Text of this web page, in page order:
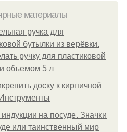
материалы
ручка для
бутылки из верёвки.
ручку для пластиковой
объемом 5 л
доску к кирпичной
на посуде. Значки
или таинственный мир